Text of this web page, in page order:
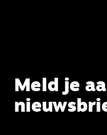
Meld je